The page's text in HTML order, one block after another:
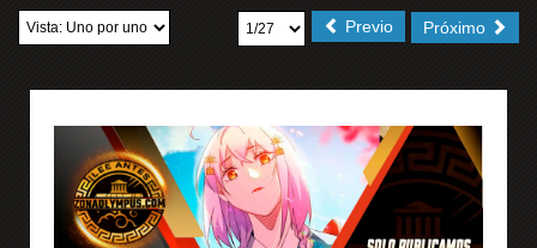
Próximo
Previo